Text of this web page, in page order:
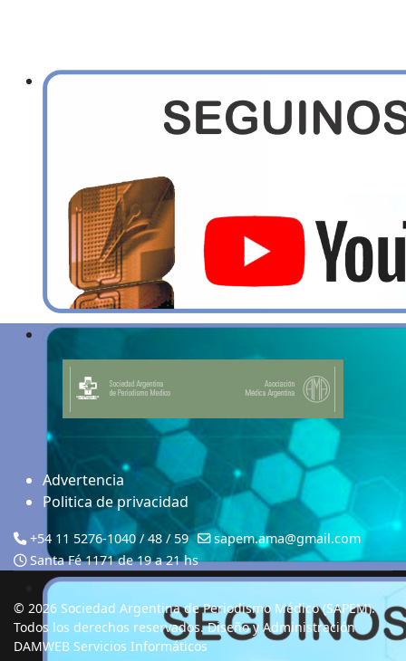
Advertencia
Politica de privacidad
+54 11 5276-1040 / 48 / 59
sapem.ama@gmail.com
Santa Fé 1171 de 19 a 21 hs
© 2026 Sociedad Argentina de Periodismo Médico (SAPEM).
Todos los derechos reservados. Diseño y Administración
DAMWEB Servicios Informáticos